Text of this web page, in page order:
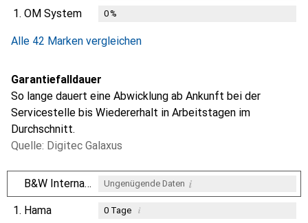
1. OM System 0%
Alle 42 Marken vergleichen
Garantiefalldauer
So lange dauert eine Abwicklung ab Ankunft bei der
Servicestelle bis Wiedererhalt in Arbeitstagen im
Durchschnitt.
Quelle: Digitec Galaxus
B&W International Ungenügende Daten i
1. Hama 0Tage i